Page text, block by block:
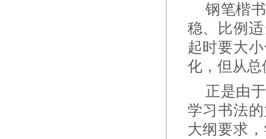
钢笔楷书
稳、比例
起时要大
化，但从
正是由于
学习书法
大纲要求